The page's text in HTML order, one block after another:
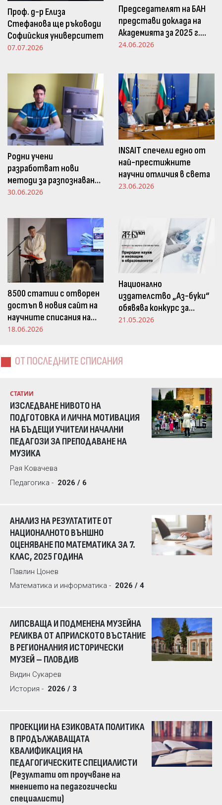
Проф. д-р Елиза
Стефанова ще ръководи
Софийския университет
07.07.2026
Председателят на БАН
представи доклада на
Академията за 2025 г.
пред Просветната
24.06.2026
Родни учени
разработват нови
методи за разпознаване
и следене на емоциите
погледа
30.06.2026
INSAIT спечели едно от
най-престижните
научни отличия в света
23.06.2026
8500 статии с отворен
достъп в новия сайт на
научните списания на
Издателство „Аз-буки“
18.06.2026
Национално
издателство „Аз-буки“
обявява конкурс за
научна статия на тема
образованието“
21.05.2026
ОТ ПОСЛЕДНИТЕ СПИСАНИЯ
СТАТИИ
ИЗСЛЕДВАНЕ НИВОТО НА
ПОДГОТОВКА И ЛИЧНА МОТИВАЦИЯ
НА БЪДЕЩИ УЧИТЕЛИ НАЧАЛНИ
ПЕДАГОЗИ ЗА ПРЕПОДАВАНЕ НА
МУЗИКА
Рая Ковачева
Педагогика - 2026 / 6
АНАЛИЗ НА РЕЗУЛТАТИТЕ ОТ
НАЦИОНАЛНОТО ВЪНШНО
ОЦЕНЯВАНЕ ПО МАТЕМАТИКА ЗА 7.
КЛАС, 2025 ГОДИНА
Павлин Цонев
Математика и информатика - 2026 / 4
ЛИПСВАЩА И ПОДМЕНЕНА МУЗЕЙНА
РЕЛИКВА ОТ АПРИЛСКОТО ВЪСТАНИЕ
В РЕГИОНАЛНИЯ ИСТОРИЧЕСКИ
МУЗЕЙ – ПЛОВДИВ
Видин Сукарев
История - 2026 / 3
ПРОЕКЦИИ НА ЕЗИКОВАТА ПОЛИТИКА
В ПРОДЪЛЖАВАЩАТА
КВАЛИФИКАЦИЯ НА
ПЕДАГОГИЧЕСКИТЕ СПЕЦИАЛИСТИ
(Резултати от проучване на
мнението на педагогически
специалисти)